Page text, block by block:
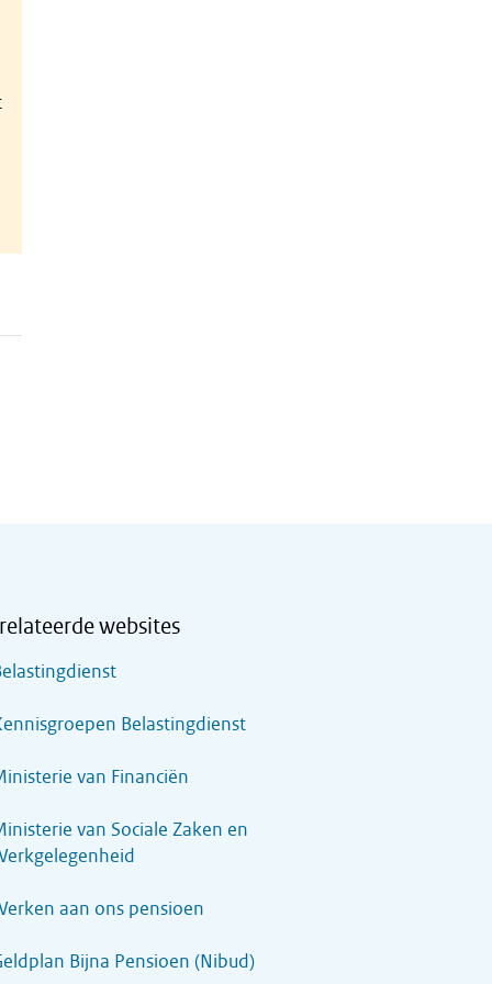
websites
Belastingdienst
van Financiën
van Sociale Zaken en
aan ons pensioen
Bijna Pensioen (Nibud)